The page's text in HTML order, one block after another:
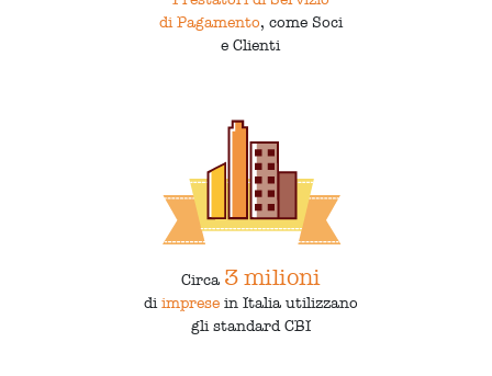
di Pagamento, come Soci
e Clienti
Circa 3 milioni
diimpresein Italia utilizzano
gli standard CBI